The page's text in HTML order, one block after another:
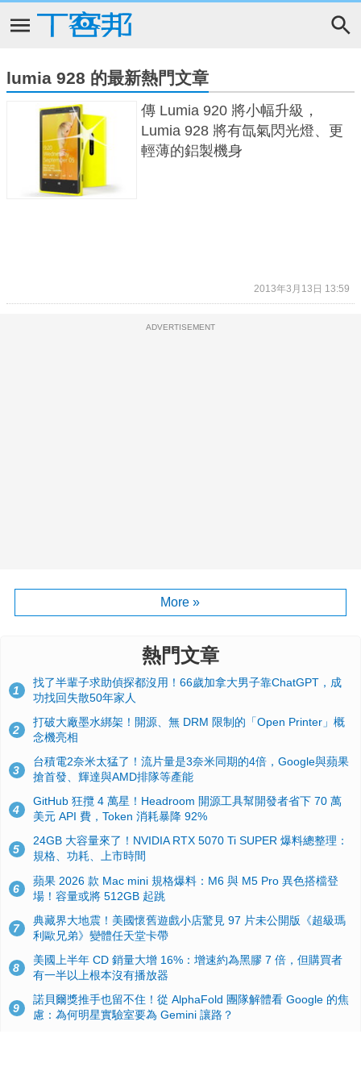
lumia 928 的最新熱門文章
傳 Lumia 920 將小幅升級，
Lumia 928 將有氙氣閃光燈、更
輕薄的鋁製機身
2013年3月13日 13:59
ADVERTISEMENT
More »
熱門文章
1
找了半輩子求助偵探都沒用！66歲加拿大男子靠ChatGPT，成
功找回失散50年家人
2
打破大廠墨水綁架！開源、無 DRM 限制的「Open Printer」概
念機亮相
3
台積電2奈米太猛了！流片量是3奈米同期的4倍，Google與蘋果
搶首發、輝達與AMD排隊等產能
4
GitHub 狂攬 4 萬星！Headroom 開源工具幫開發者省下 70 萬
美元 API 費，Token 消耗暴降 92%
5
24GB 大容量來了！NVIDIA RTX 5070 Ti SUPER 爆料總整理：
規格、功耗、上市時間
6
蘋果 2026 款 Mac mini 規格爆料：M6 與 M5 Pro 異色搭檔登
場！容量或將 512GB 起跳
7
典藏界大地震！美國懷舊遊戲小店驚見 97 片未公開版《超級瑪
利歐兄弟》變體任天堂卡帶
8
美國上半年 CD 銷量大增 16%：增速約為黑膠 7 倍，但購買者
有一半以上根本沒有播放器
9
諾貝爾獎推手也留不住！從 AlphaFold 團隊解體看 Google 的焦
慮：為何明星實驗室要為 Gemini 讓路？